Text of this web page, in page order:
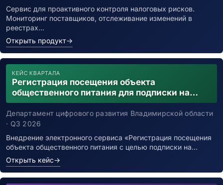
Сервис для проактивного контроля налоговых рисков.
Мониторинг поставщиков, отслеживание изменений в
реестрах…
Открыть продукт→
КЕЙС КВАРТАЛА
Регистрация посещения объекта
общественного питания для подписки на
уведомления о возможном контакте с
заболевшим новой коронавирусной
инфекцией
Департамент цифрового развития Владимирской области
· Q3 2026
Внедрение электронного сервиса «Регистрация посещения
объекта общественного питания с целью подписки на…
Открыть кейс→